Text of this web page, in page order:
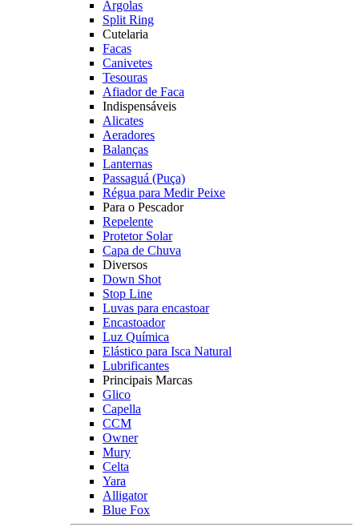
Argolas
Split Ring
Cutelaria
Facas
Canivetes
Tesouras
Afiador de Faca
Indispensáveis
Alicates
Aeradores
Balanças
Lanternas
Passaguá (Puça)
Régua para Medir Peixe
Para o Pescador
Repelente
Protetor Solar
Capa de Chuva
Diversos
Down Shot
Stop Line
Luvas para encastoar
Encastoador
Luz Química
Elástico para Isca Natural
Lubrificantes
Principais Marcas
Glico
Capella
CCM
Owner
Mury
Celta
Yara
Alligator
Blue Fox